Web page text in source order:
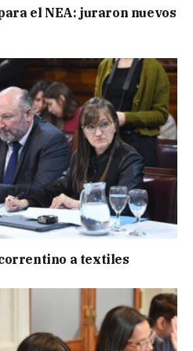
el NEA: juraron nuevos
a textiles